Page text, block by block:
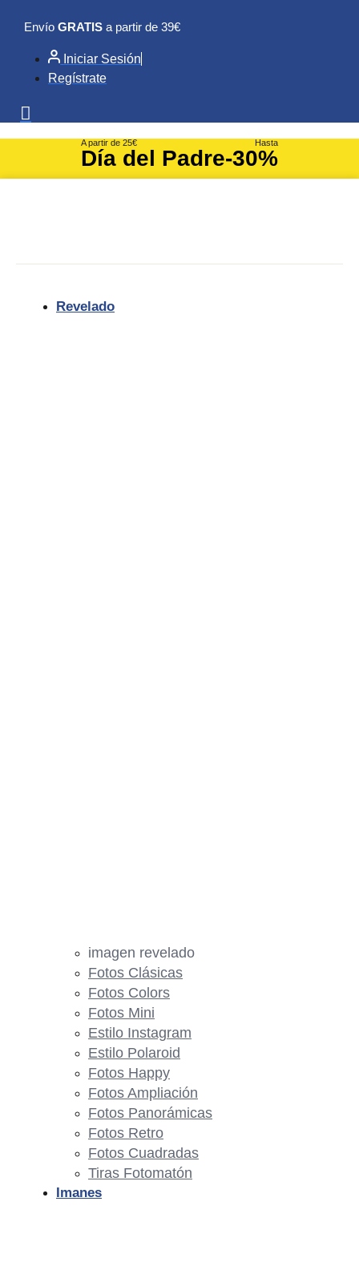
contenido
Envío GRATIS a partir de 39€
Iniciar Sesión
Regístrate
A partir de 25€
Día del Padre
Hasta
-30%
Revelado
imagen revelado
Fotos Clásicas
Fotos Colors
Fotos Mini
Estilo Instagram
Estilo Polaroid
Fotos Happy
Fotos Ampliación
Fotos Panorámicas
Fotos Retro
Fotos Cuadradas
Tiras Fotomatón
Imanes